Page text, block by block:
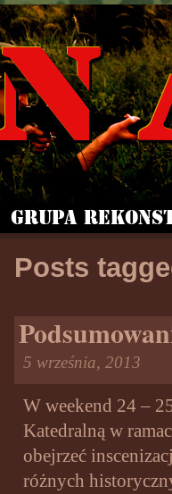
Posts
5 września, 2013
W weekend 24 –
Katedralną w
obejrzeć
różnych